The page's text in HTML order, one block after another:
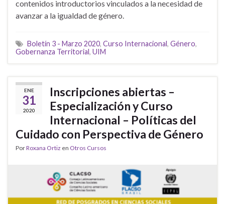
contenidos introductorios vinculados a la necesidad de
avanzar a la igualdad de género.
Boletín 3 - Marzo 2020, Curso Internacional, Género,
Gobernanza Territorial, UIM
ENE
31
2020
Inscripciones abiertas –
Especialización y Curso
Internacional – Políticas del
Cuidado con Perspectiva de Género
PorRoxana Ortiz en Otros Cursos